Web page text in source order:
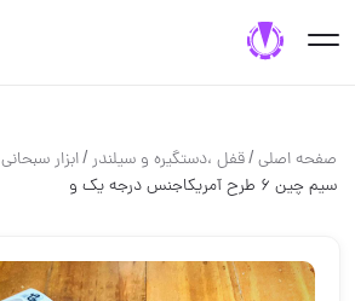
صفحه اصلی/قفل ،دستگيره و سيلندر/ابزار سبحانی
سيم چين ٦ طرح آمريكاجنس درجه يك و